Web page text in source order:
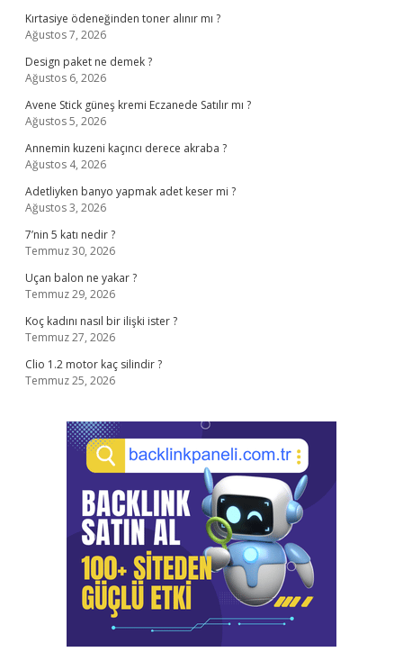
Kırtasiye ödeneğinden toner alınır mı ?
Ağustos 7, 2026
Design paket ne demek ?
Ağustos 6, 2026
Avene Stick güneş kremi Eczanede Satılır mı ?
Ağustos 5, 2026
Annemin kuzeni kaçıncı derece akraba ?
Ağustos 4, 2026
Adetliyken banyo yapmak adet keser mi ?
Ağustos 3, 2026
7’nin 5 katı nedir ?
Temmuz 30, 2026
Uçan balon ne yakar ?
Temmuz 29, 2026
Koç kadını nasıl bir ilişki ister ?
Temmuz 27, 2026
Clio 1.2 motor kaç silindir ?
Temmuz 25, 2026